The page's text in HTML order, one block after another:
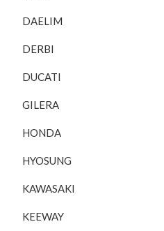
DAELIM
DERBI
DUCATI
GILERA
HONDA
HYOSUNG
KAWASAKI
KEEWAY